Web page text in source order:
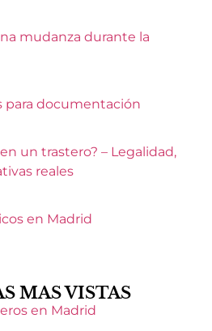
mudanza durante la
para documentación
un trastero? – Legalidad,
reales
en Madrid
MAS VISTAS
en Madrid